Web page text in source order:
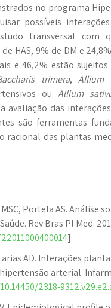
no programa
possíveis
transversal com
HAS, 9% de DM e
e 46,2% estão
trimera,Allium
ouAllium
avaliação das
são ferramentas
racional das plantas
Portela AS. Análise
Rev Bras Pl Med.
].
AD. Interações
arterial.
2318-